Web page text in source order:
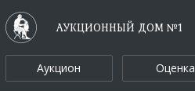
АУКЦИОННЫЙ ДОМ №1
Аукцион Оценка